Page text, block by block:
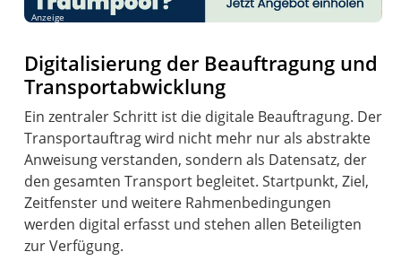
Anzeige
Digitalisierung der Beauftragung und
Transportabwicklung
Ein zentraler Schritt ist die digitale Beauftragung. Der
Transportauftrag wird nicht mehr nur als abstrakte
Anweisung verstanden, sondern als Datensatz, der
den gesamten Transport begleitet. Startpunkt, Ziel,
Zeitfenster und weitere Rahmenbedingungen
werden digital erfasst und stehen allen Beteiligten
zur Verfügung.